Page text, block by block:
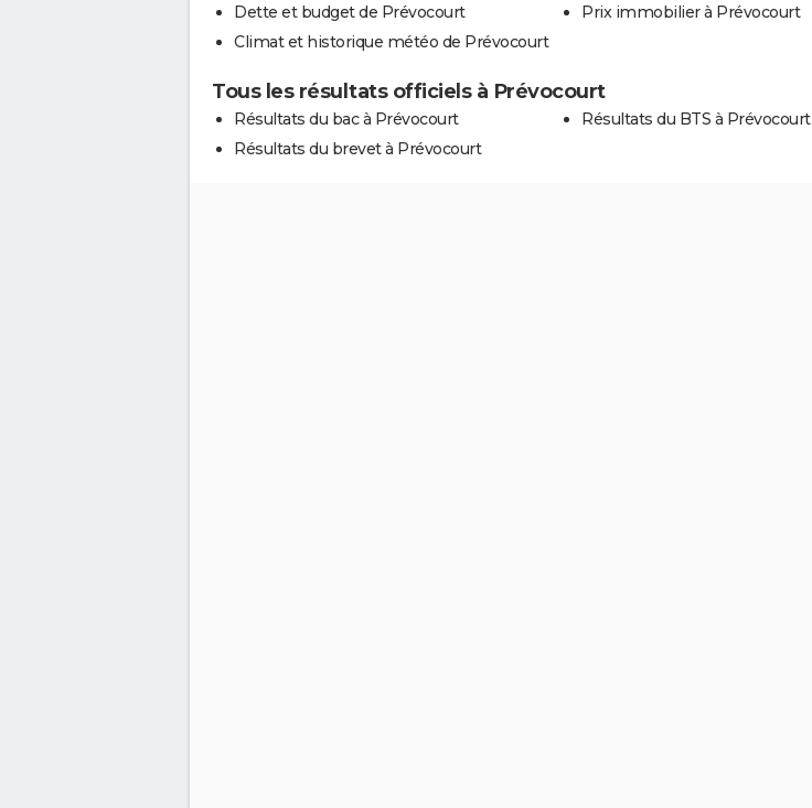
Dette et budget de Prévocourt
Climat et historique météo de Prévocourt
Prix immobilier à Prévocourt
Tous les résultats officiels à Prévocourt
Résultats du bac à Prévocourt
Résultats du brevet à Prévocourt
Résultats du BTS à Prévocourt